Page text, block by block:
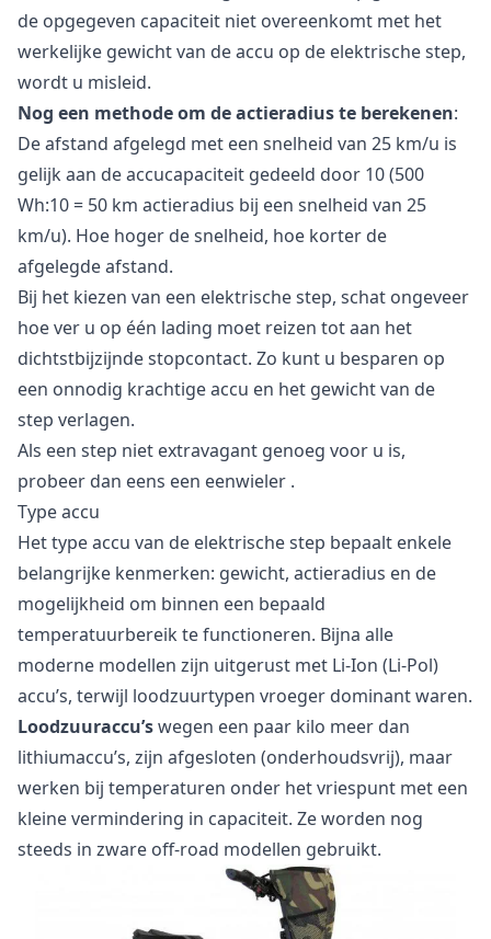
de opgegeven capaciteit niet overeenkomt met het
werkelijke gewicht van de accu op de elektrische step,
wordt u misleid.
Nog een methode om de actieradius te berekenen:
De afstand afgelegd met een snelheid van 25 km/u is
gelijk aan de accucapaciteit gedeeld door 10 (500
Wh:10 = 50 km actieradius bij een snelheid van 25
km/u). Hoe hoger de snelheid, hoe korter de
afgelegde afstand.
Bij het kiezen van een elektrische step, schat ongeveer
hoe ver u op één lading moet reizen tot aan het
dichtstbijzijnde stopcontact. Zo kunt u besparen op
een onnodig krachtige accu en het gewicht van de
step verlagen.
Als een step niet extravagant genoeg voor u is,
probeer dan eens een eenwieler .
Type accu
Het type accu van de elektrische step bepaalt enkele
belangrijke kenmerken: gewicht, actieradius en de
mogelijkheid om binnen een bepaald
temperatuurbereik te functioneren. Bijna alle
moderne modellen zijn uitgerust met Li-Ion (Li-Pol)
accu’s, terwijl loodzuurtypen vroeger dominant waren.
Loodzuuraccu’swegen een paar kilo meer dan
lithiumaccu’s, zijn afgesloten (onderhoudsvrij), maar
werken bij temperaturen onder het vriespunt met een
kleine vermindering in capaciteit. Ze worden nog
steeds in zware off-road modellen gebruikt.